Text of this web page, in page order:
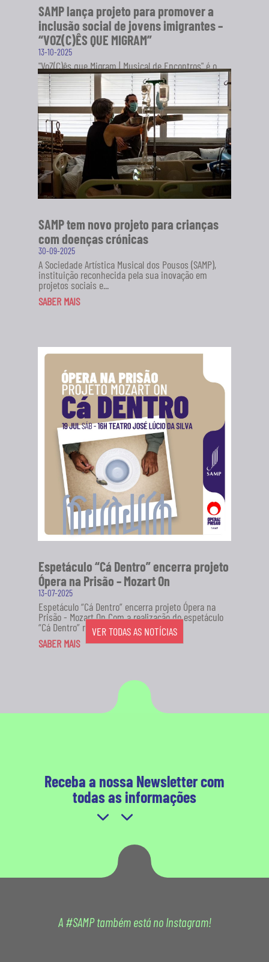
SAMP lança projeto para promover a
inclusão social de jovens imigrantes –
“VOZ(C)ÊS QUE MIGRAM”
13-10-2025
"VoZ(C)ês que Migram | Musical de Encontros" é o
novo projeto da Sociedade Artística Musical dos
Pousos (SAMP), em...
SABER MAIS
SAMP tem novo projeto para crianças
com doenças crónicas
30-09-2025
A Sociedade Artística Musical dos Pousos (SAMP),
instituição reconhecida pela sua inovação em
projetos sociais e...
SABER MAIS
Espetáculo “Cá Dentro” encerra projeto
Ópera na Prisão – Mozart On
13-07-2025
Espetáculo “Cá Dentro” encerra projeto Ópera na
Prisão - Mozart On Com a realização do espetáculo
“Cá Dentro” no...
SABER MAIS
VER TODAS AS NOTÍCIAS
Receba a nossa Newsletter com
todas as informações
A #SAMP também está no Instagram!